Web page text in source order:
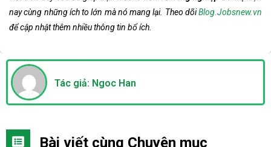
nay cùng những ích to lớn mà nó mang lại. Theo dõiBlog.Jobsnew.vn
để cập nhật thêm nhiều thông tin bổ ích.
Tác giả: Ngoc Han
Bài viết cùng Chuyên mục